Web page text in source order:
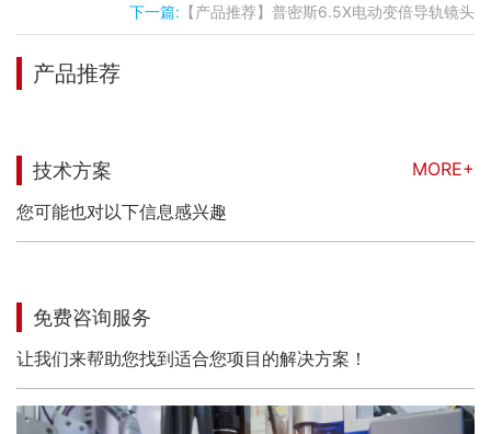
下一篇: 【产品推荐】普密斯6.5X电动变倍导轨镜头
产品推荐
技术方案
MORE+
您可能也对以下信息感兴趣
免费咨询服务
让我们来帮助您找到适合您项目的解决方案！